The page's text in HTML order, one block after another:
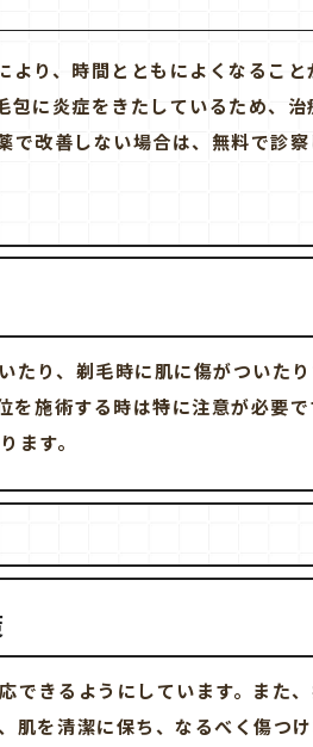
り、時間とともによくなること
に炎症をきたしているため、治
改善しない場合は、無料で診
たり、剃毛時に肌に傷がついた
施術する時は特に注意が必要で
ます。
できるようにしています。また
肌を清潔に保ち、なるべく傷つ